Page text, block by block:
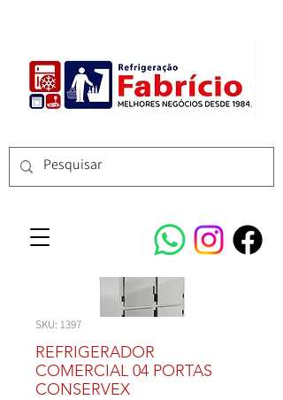
SKU: 1397
REFRIGERADOR
COMERCIAL 04 PORTAS
CONSERVEX